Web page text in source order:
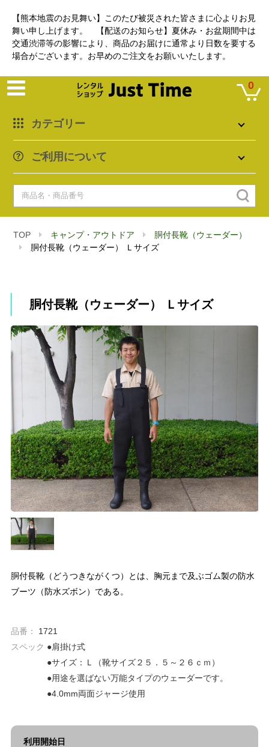
【熊本地震のお見舞い】このたび被災された皆さまに心よりお見
舞い申し上げます。 【配送のお知らせ】夏休み・お盆期間中は
交通渋滞等の影響により、商品のお届けに通常より日数を要する
場合がございます。お早めのご注文をお願いいたします。
カテゴリー
ご利用について
0
TOP キャンプ・アウトドア
胴付長靴（ウェーダー）
胴付長靴（ウェーダー） Ｌサイズ
胴付長靴（ウェーダー） Ｌサイズ
胴付長靴（どうつきながくつ）とは、胸元まで及ぶゴム製の防水
ブーツ（防水ズボン）である。
品番：
1721
スペック ●肩掛け式
●サイズ：Ｌ（靴サイズ２５．５～２６ｃｍ）
●用途を選ばない万能タイプのウェーダーです。
●4.0mm両面ジャージ使用
利用開始日